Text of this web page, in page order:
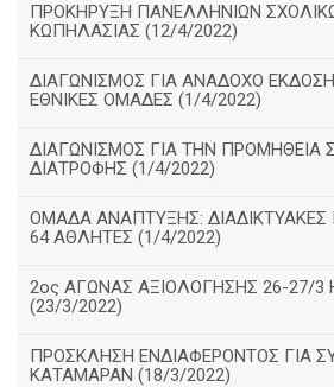
ΠΡΟΚΗΡΥΞΗ ΠΑΝΕΛΛΗΝΙΩΝ
ΚΩΠΗΛΑΣΙΑΣ (12/4/2022)
ΔΙΑΓΩΝΙΣΜΟΣ ΓΙΑ ΑΝΑΔΟΧΟ
ΕΘΝΙΚΕΣ ΟΜΑΔΕΣ (1/4/2022)
ΔΙΑΓΩΝΙΣΜΟΣ ΓΙΑ ΤΗΝ
ΔΙΑΤΡΟΦΗΣ (1/4/2022)
ΟΜΑΔΑ ΑΝΑΠΤΥΞΗΣ: ΔΙΑΔΙΚΤΥΑΚΕΣ
64 ΑΘΛΗΤΕΣ (1/4/2022)
2ος ΑΓΩΝΑΣ ΑΞΙΟΛΟΓΗΣΗΣ 26-27/
(23/3/2022)
ΠΡΟΣΚΛΗΣΗ ΕΝΔΙΑΦΕΡΟΝΤΟΣ ΓΙΑ
ΚΑΤΑΜΑΡΑΝ (18/3/2022)